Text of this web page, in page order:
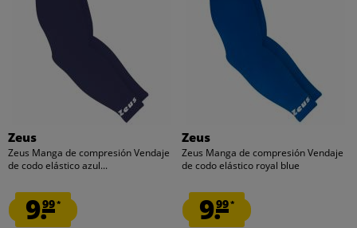
Zeus
Zeus Manga de compresión Vendaje
de codo elástico azul...
9.99*
Zeus
Zeus Manga de compresión Vendaje
de codo elástico royal blue
9.99*